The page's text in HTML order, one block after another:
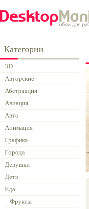
Категории
3D
Авторские
Абстракция
Авиация
Авто
Анимация
Графика
Города
Девушки
Дети
Еда
Фрукты